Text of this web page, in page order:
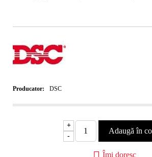
Producator: DSC
+
-
Îmi doresc